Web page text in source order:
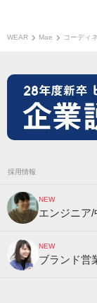
WEAR Mae コーディ
採用情報
NEW
エンジニア/
NEW
ブランド営